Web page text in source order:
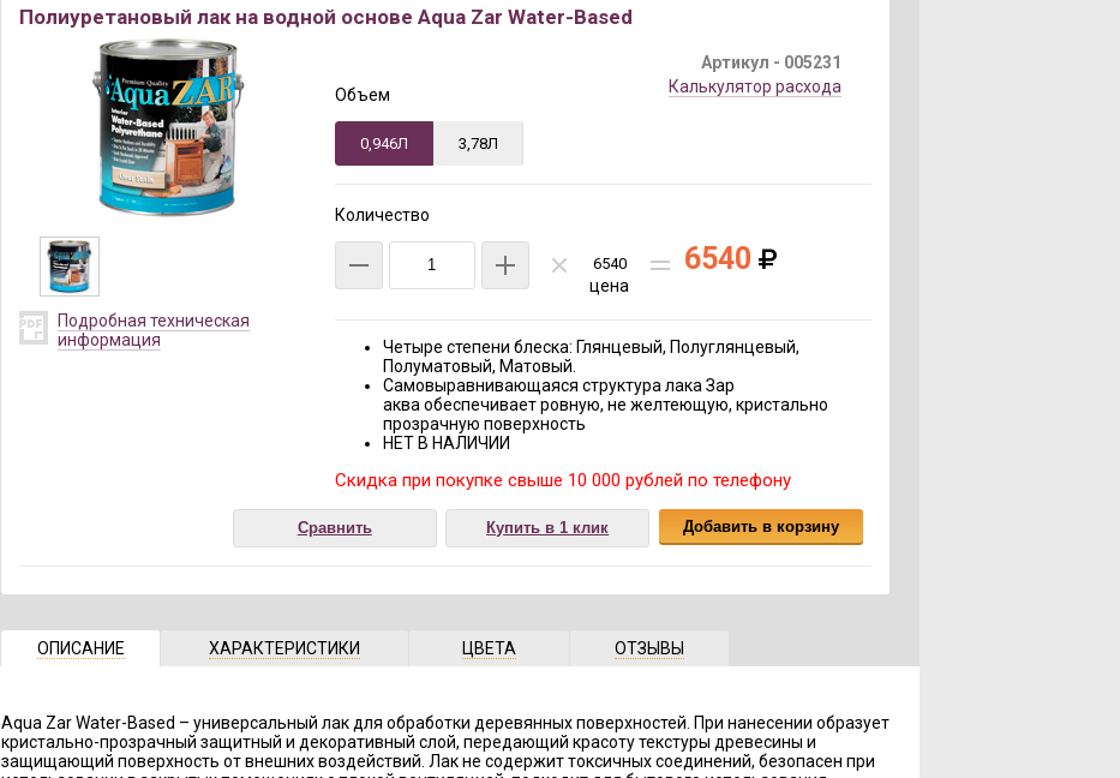
Полиуретановый лак на водной основе Aqua Zar Water-Based
Подробная техническая
информация
Артикул - 005231
Объем
0,946Л 3,78Л
Калькулятор расхода
Количество
6540
цена
6540
Четыре степени блеска: Глянцевый, Полуглянцевый,
Полуматовый, Матовый.
Самовыравнивающаяся структура лака Зар
аква обеспечивает ровную, не желтеющую, кристально
прозрачную поверхность
НЕТ В НАЛИЧИИ
Скидка при покупке свыше 10 000 рублей по телефону
Купить в 1 клик
Сравнить
ОПИСАНИЕ ХАРАКТЕРИСТИКИ ЦВЕТА ОТЗЫВЫ
Aqua Zar Water-Based – универсальный лак для обработки деревянных поверхностей. При нанесении образует
кристально-прозрачный защитный и декоративный слой, передающий красоту текстуры древесины и
защищающий поверхность от внешних воздействий. Лак не содержит токсичных соединений, безопасен при